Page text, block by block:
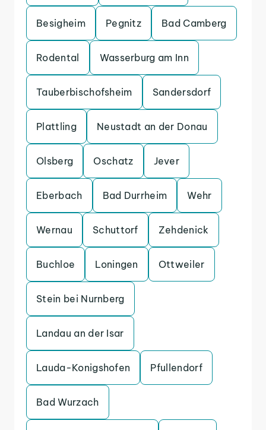
Besigheim Pegnitz Bad Camberg
Rodental Wasserburg am Inn
Tauberbischofsheim Sandersdorf
Plattling Neustadt an der Donau
Olsberg Oschatz Jever
Eberbach Bad Durrheim Wehr
Wernau Schuttorf Zehdenick
Buchloe Loningen Ottweiler
Stein bei Nurnberg
Landau an der Isar
Lauda-Konigshofen Pfullendorf
Bad Wurzach